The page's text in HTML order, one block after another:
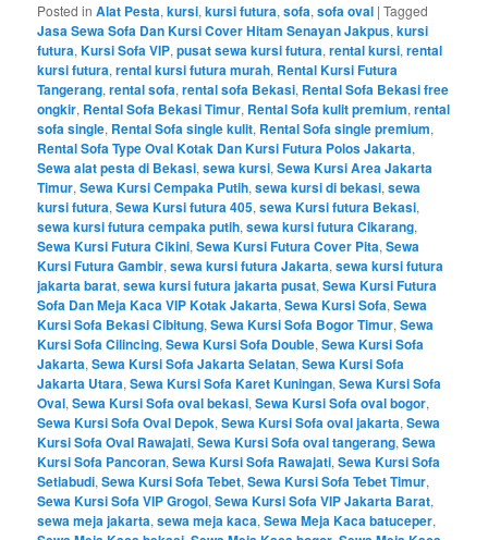
Posted in Alat Pesta,kursi,kursi futura,sofa,sofa oval |Tagged
Jasa Sewa Sofa Dan Kursi Cover Hitam Senayan Jakpus,kursi
futura,Kursi Sofa VIP,pusat sewa kursi futura,rental kursi,rental
kursi futura,rental kursi futura murah, Rental Kursi Futura
Tangerang,rental sofa,rental sofa Bekasi, Rental Sofa Bekasi free
ongkir, Rental Sofa Bekasi Timur, Rental Sofa kulit premium,rental
sofa single, Rental Sofa single kulit, Rental Sofa single premium,
Rental Sofa Type Oval Kotak Dan Kursi Futura Polos Jakarta,
Sewa alat pesta di Bekasi,sewa kursi,Sewa Kursi Area Jakarta
Timur,Sewa Kursi Cempaka Putih,sewa kursi di bekasi,sewa
kursi futura,Sewa Kursi futura 405,sewa Kursi futura Bekasi,
sewa kursi futura cempaka putih,sewa kursi futura Cikarang,
Sewa Kursi Futura Cikini,Sewa Kursi Futura Cover Pita,Sewa
Kursi Futura Gambir,sewa kursi futura Jakarta,sewa kursi futura
jakarta barat,sewa kursi futura jakarta pusat,Sewa Kursi Futura
Sofa Dan Meja Kaca VIP Kotak Jakarta,Sewa Kursi Sofa,Sewa
Kursi Sofa Bekasi Cibitung,Sewa Kursi Sofa Bogor Timur,Sewa
Kursi Sofa Cilincing,Sewa Kursi Sofa Double,Sewa Kursi Sofa
Jakarta,Sewa Kursi Sofa Jakarta Selatan,Sewa Kursi Sofa
Jakarta Utara,Sewa Kursi Sofa Karet Kuningan,Sewa Kursi Sofa
Oval,Sewa Kursi Sofa oval bekasi,Sewa Kursi Sofa oval bogor,
Sewa Kursi Sofa Oval Depok,Sewa Kursi Sofa oval jakarta,Sewa
Kursi Sofa Oval Rawajati,Sewa Kursi Sofa oval tangerang,Sewa
Kursi Sofa Pancoran,Sewa Kursi Sofa Rawajati,Sewa Kursi Sofa
Setiabudi,Sewa Kursi Sofa Tebet,Sewa Kursi Sofa Tebet Timur,
Sewa Kursi Sofa VIP Grogol,Sewa Kursi Sofa VIP Jakarta Barat,
sewa meja jakarta,sewa meja kaca,Sewa Meja Kaca batuceper,